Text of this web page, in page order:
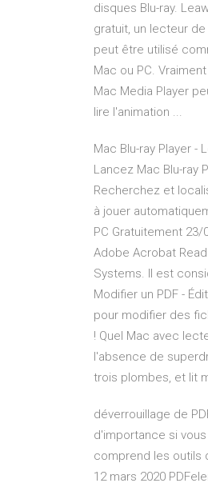
disques Blu-ray.
gratuit, un lecteur de
peut être utilisé
Mac ou PC.
Mac Media Player
lire l'animation ...
Mac Blu-ray Player -
Lancez Mac Blu-ray
Recherchez et
à jouer
PC Gratuitement
Adobe Acrobat
Systems. Il est
Modifier un PDF -
pour modifier des
! Quel Mac avec
l'absence de
trois plombes, et lit
déverrouillage de
d'importance si
comprend les outils
12 mars 2020